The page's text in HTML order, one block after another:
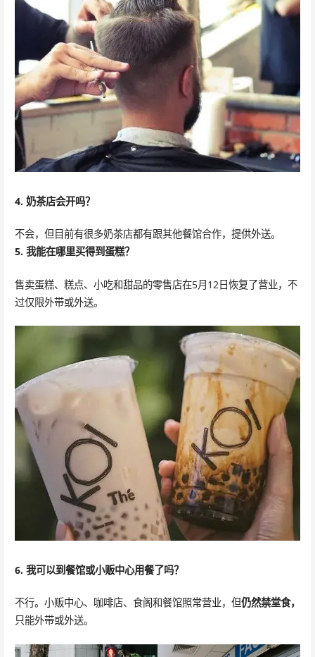
4. 奶茶店会开吗？
不会，但目前有很多奶茶店都有跟其他餐馆合作，提供外送。
5. 我能在哪里买得到蛋糕？
售卖蛋糕、糕点、小吃和甜品的零售店在5月12日恢复了营业，不
过仅限外带或外送。
6. 我可以到餐馆或小贩中心用餐了吗？
不行。小贩中心、咖啡店、食阁和餐馆照常营业，但仍然禁堂食，
只能外带或外送。